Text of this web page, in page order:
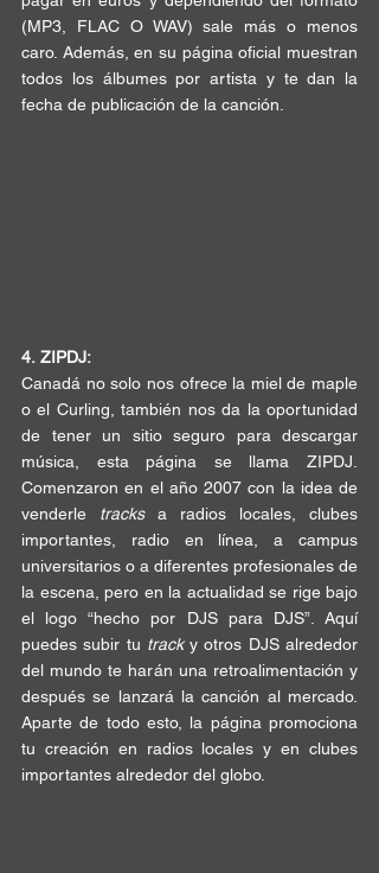
(MP3, FLAC O WAV) sale más o menos
todos los álbumes por artista y te dan la
fecha de publicación de la canción.
4. ZIPDJ:
Canadá no solo nos ofrece la miel de maple
o el Curling , también nos da la oportunidad
de tener un sitio seguro para descargar
música, esta página se llama ZIPDJ.
Comenzaron en el año 2007 con la idea de
venderle tracks a radios locales
clubes
importantes , radio en línea, a campus
universitarios o a diferentes profesionales de
la escena, pero en la actualidad se rige bajo
el logo “hecho por DJS para DJS”. Aquí
puedes subir tu track y otros DJS alrededor
del mundo te harán una retroalimentación y
después se lanzará la canción al mercado.
Aparte de todo esto, la página promociona
tu creación en radios locales y en clubes
importantes alrededor del globo.